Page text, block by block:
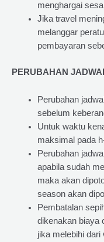
menghargai
Jika travel
melanggar
pembayaran
PERUBAHAN
Perubahan
sebelum
Untuk waktu
maksimal pada
Perubahan
apabila sudah
maka akan
season akan
Pembatalan
dikenakan biaya
jika melebihi dari